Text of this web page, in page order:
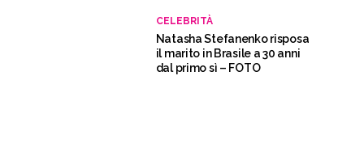
CELEBRITÀ
Natasha Stefanenko risposa
il marito in Brasile a 30 anni
dal primo sì – FOTO